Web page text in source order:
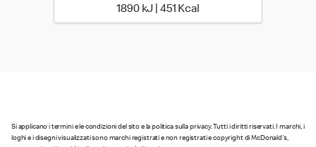
1890 kJ | 451 Kcal
Si applicano i termini e le condizioni del sito e la politica sulla privacy. Tutti i diritti riservati. I marchi, i
loghi e i disegni visualizzati sono marchi registrati e non registrati e copyright di McDonald's,